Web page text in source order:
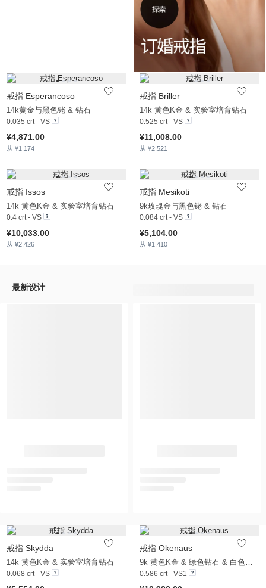
戒指 Esperancoso
14k黄金与黑色铑 & 钻石
0.035 crt - VS
¥4,871.00
从 ¥1,174
戒指 Briller
14k 黄色K金 & 实验室培育钻石
0.525 crt - VS
¥11,008.00
从 ¥2,521
戒指 Issos
14k 黄色K金 & 实验室培育钻石
0.4 crt - VS
¥10,033.00
从 ¥2,426
戒指 Mesikoti
9k玫瑰金与黑色铑 & 钻石
0.084 crt - VS
¥5,104.00
从 ¥1,410
最新设计
戒指 Skydda
14k 黄色K金 & 实验室培育钻石
0.068 crt - VS
戒指 Okenaus
9k 黄色K金 & 绿色钻石 & 白色蓝宝石
0.586 crt - VS1